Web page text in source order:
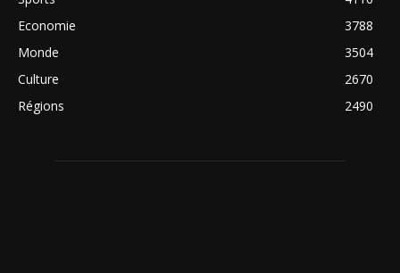
Economie
3788
Monde
3504
Culture
2670
Régions
2490